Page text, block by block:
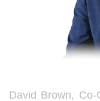
David Brown,